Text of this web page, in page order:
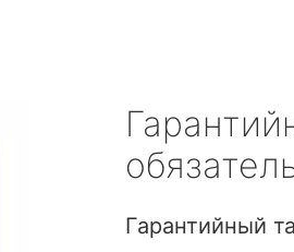
Гарантийный